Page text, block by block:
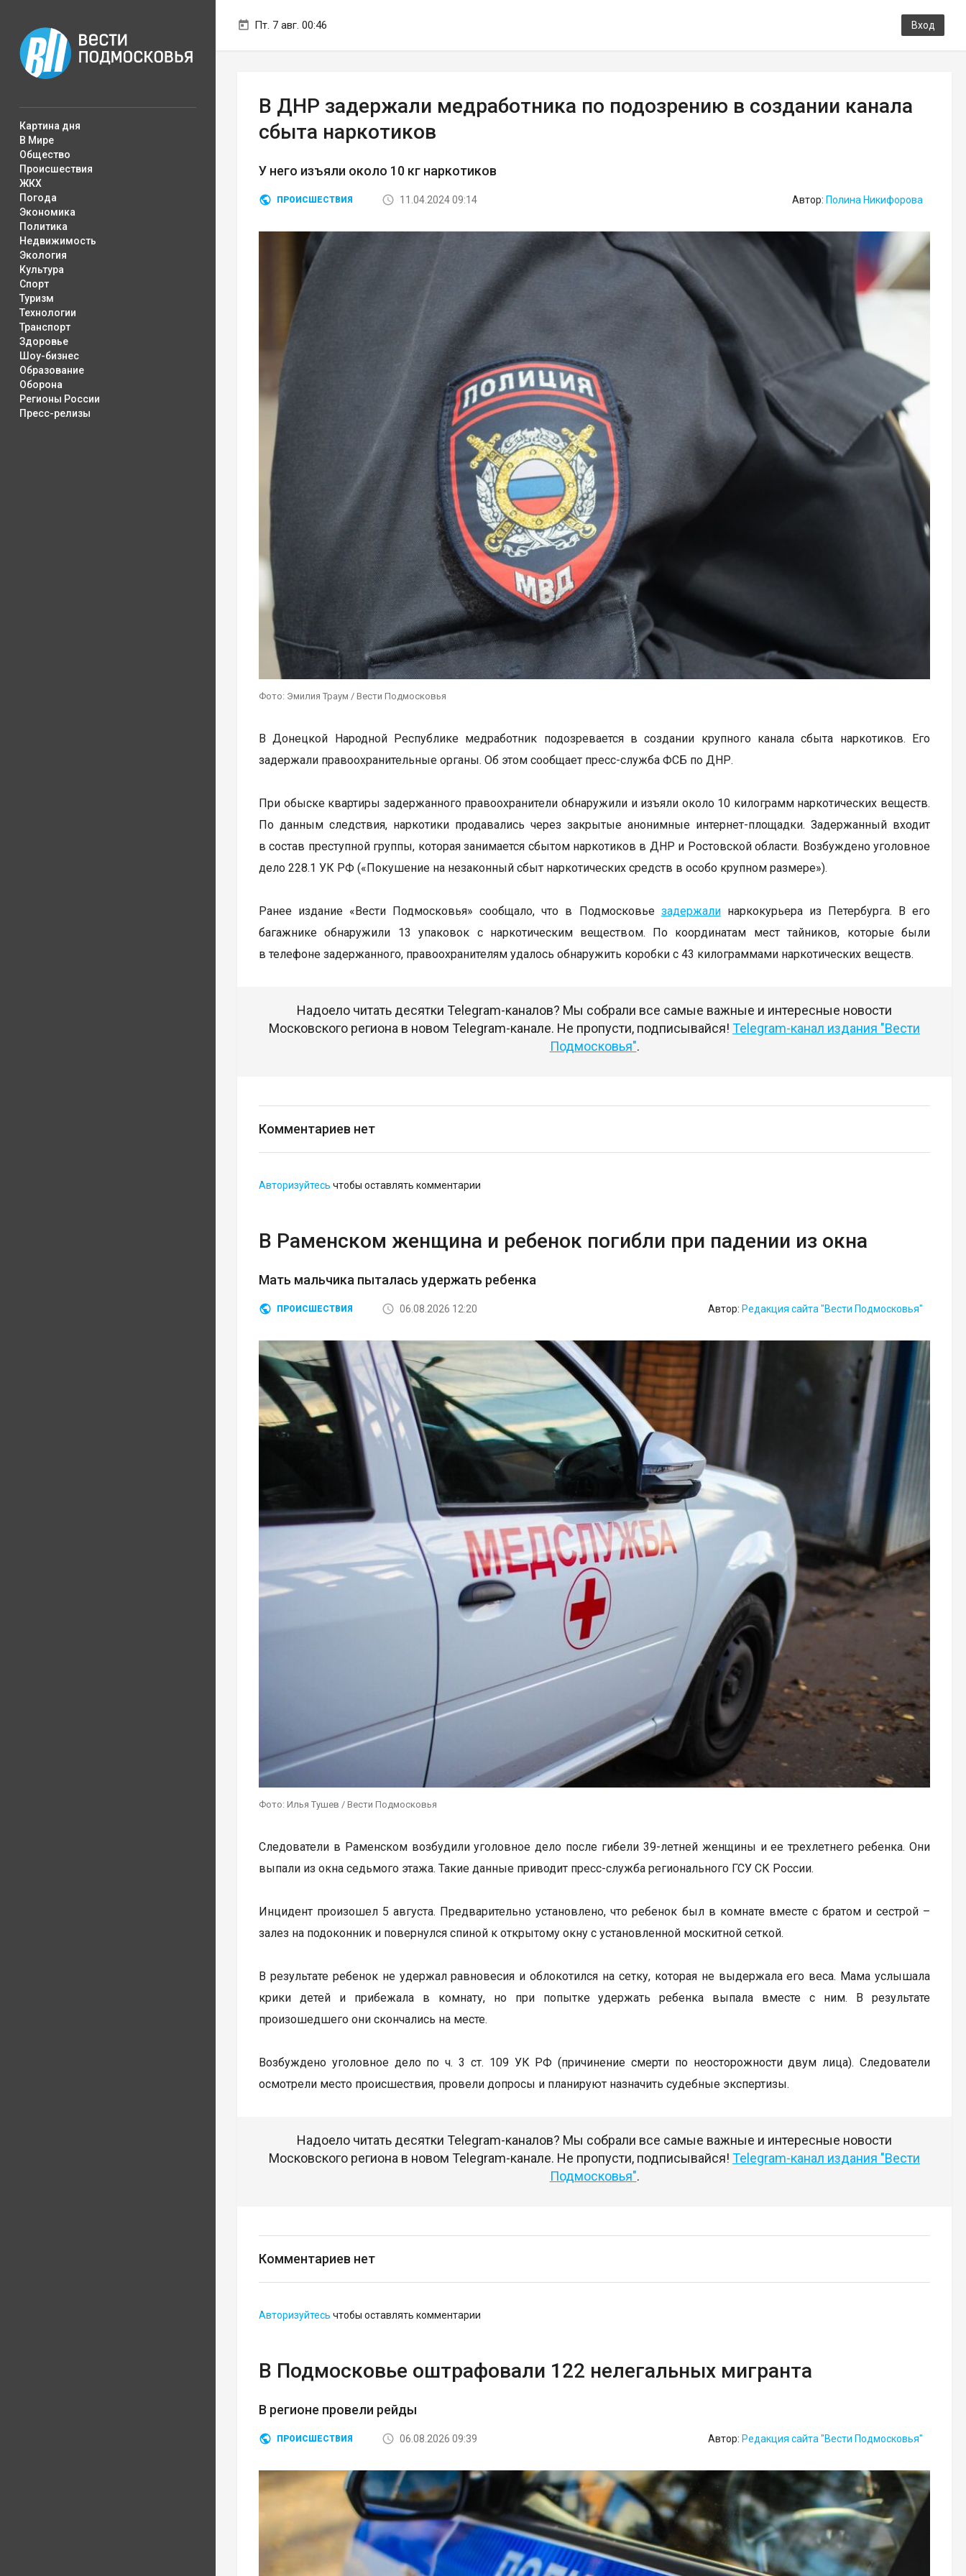
Пт. 7 авг. 00:46 Вход
Картина дня
В Мире
Общество
Происшествия
ЖКХ
Погода
Экономика
Политика
Недвижимость
Экология
Культура
Спорт
Туризм
Технологии
Транспорт
Здоровье
Шоу-бизнес
Образование
Оборона
Регионы России
Пресс-релизы
В ДНР задержали медработника по подозрению в создании канала
сбыта наркотиков
У него изъяли около 10 кг наркотиков
ПРОИСШЕСТВИЯ 11.04.2024 09:14 Автор: Полина Никифорова
Фото: Эмилия Траум / Вести Подмосковья
В Донецкой Народной Республике медработник подозревается в создании крупного канала сбыта наркотиков. Его
задержали правоохранительные органы. Об этом сообщает пресс-служба ФСБ по ДНР.
При обыске квартиры задержанного правоохранители обнаружили и изъяли около 10 килограмм наркотических веществ.
По данным следствия, наркотики продавались через закрытые анонимные интернет-площадки. Задержанный входит
в состав преступной группы, которая занимается сбытом наркотиков в ДНР и Ростовской области. Возбуждено уголовное
дело 228.1 УК РФ («Покушение на незаконный сбыт наркотических средств в особо крупном размере»).
Ранее издание «Вести Подмосковья» сообщало, что в Подмосковье задержалинаркокурьера из Петербурга. В его
багажнике обнаружили 13 упаковок с наркотическим веществом. По координатам мест тайников, которые были
в телефоне задержанного, правоохранителям удалось обнаружить коробки с 43 килограммами наркотических веществ.
Надоело читать десятки Telegram-каналов? Мы собрали все самые важные и интересные новости
Московского региона в новом Telegram-канале. Не пропусти, подписывайся! Telegram-канал издания "Вести
Подмосковья".
Комментариев нет
Авторизуйтесь чтобы оставлять комментарии
В Раменском женщина и ребенок погибли при падении из окна
Мать мальчика пыталась удержать ребенка
ПРОИСШЕСТВИЯ 06.08.2026 12:20 Автор: Редакция сайта "Вести Подмосковья"
Фото: Илья Тушев / Вести Подмосковья
Следователи в Раменском возбудили уголовное дело после гибели 39-летней женщины и ее трехлетнего ребенка. Они
выпали из окна седьмого этажа. Такие данные приводит пресс-служба регионального ГСУ СК России.
Инцидент произошел 5 августа. Предварительно установлено, что ребенок был в комнате вместе с братом и сестрой –
залез на подоконник и повернулся спиной к открытому окну с установленной москитной сеткой.
В результате ребенок не удержал равновесия и облокотился на сетку, которая не выдержала его веса. Мама услышала
крики детей и прибежала в комнату, но при попытке удержать ребенка выпала вместе с ним. В результате
произошедшего они скончались на месте.
Возбуждено уголовное дело по ч. 3 ст. 109 УК РФ (причинение смерти по неосторожности двум лица). Следователи
осмотрели место происшествия, провели допросы и планируют назначить судебные экспертизы.
Надоело читать десятки Telegram-каналов? Мы собрали все самые важные и интересные новости
Московского региона в новом Telegram-канале. Не пропусти, подписывайся! Telegram-канал издания "Вести
Подмосковья".
Комментариев нет
Авторизуйтесь чтобы оставлять комментарии
В Подмосковье оштрафовали 122 нелегальных мигранта
В регионе провели рейды
ПРОИСШЕСТВИЯ 06.08.2026 09:39 Автор: Редакция сайта "Вести Подмосковья"